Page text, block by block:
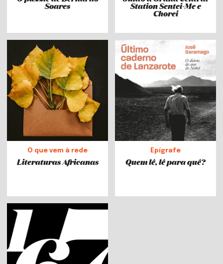
Soares Station Sentei-Me e
Chorei
O que vem à rede
Literaturas Africanas
Epígrafe
Quem lê, lê para quê?